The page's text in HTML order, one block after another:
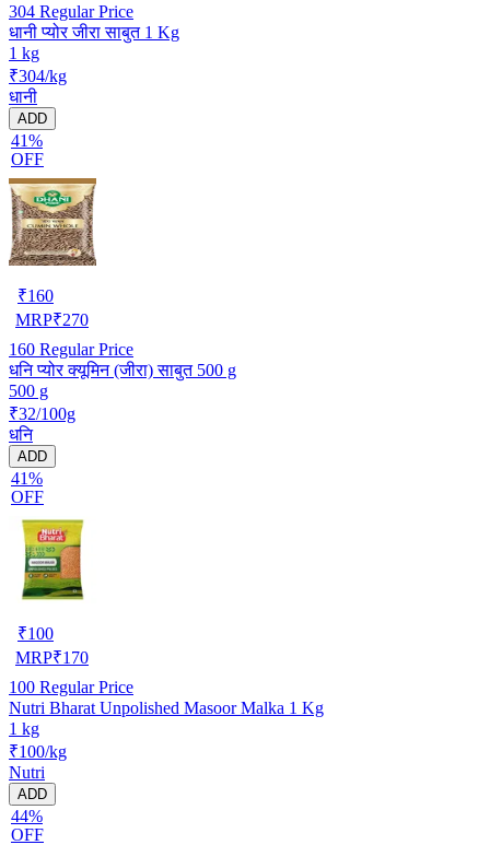
304 Regular Price
धानी प्योर जीरा साबुत 1 Kg
1 kg
₹304/kg
धानी
ADD
41%
OFF
₹160
MRP₹270
160 Regular Price
धनि प्योर क्यूमिन (जीरा) साबुत 500 g
500 g
₹32/100g
धनि
ADD
41%
OFF
₹100
MRP₹170
100 Regular Price
Nutri Bharat Unpolished Masoor Malka 1 Kg
1 kg
₹100/kg
Nutri
ADD
44%
OFF